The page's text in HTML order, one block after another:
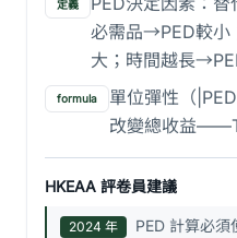
定義
必需品→PED較小
大；時間越長
formula
單位彈性（
改變總收益
HKEAA 評卷員建議
2024 年
PED 計算必須